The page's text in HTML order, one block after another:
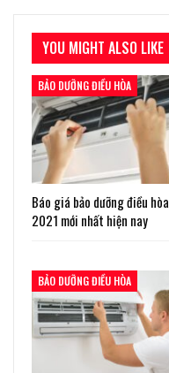
YOU MIGHT ALSO LIKE
BẢO DƯỠNG ĐIỀU HÒA
Báo giá bảo dưỡng điều hòa
2021 mới nhất hiện nay
BẢO DƯỠNG ĐIỀU HÒA